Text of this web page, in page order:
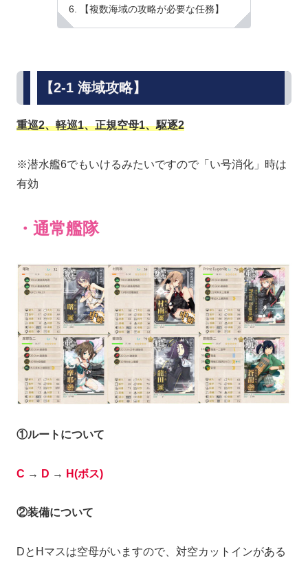
【複数海域の攻略が必要な任務】
【2-1 海域攻略】
重巡2、軽巡1、正規空母1、駆逐2
※潜水艦6でもいけるみたいですので「い号消化」時は
有効
・通常艦隊
①ルートについて
C → D → H(ボス)
②装備について
DとHマスは空母がいますので、対空カットインがある